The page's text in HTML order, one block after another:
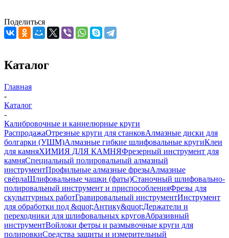
Поделиться
Каталог
Главная
-
Каталог
-
Калибровочные и каннелюрные круги
РаспродажаОтрезные круги для станковАлмазные диски для
болгарки (УШМ)Алмазные гибкие шлифовальные кругиКлеи
для камняХИМИЯ ДЛЯ КАМНЯФрезерный инструмент для
камняСпециальный полировальный алмазный
инструментПрофильные алмазные фрезыАлмазные
свёрлаШлифовальные чашки (фаты)Станочный шлифовально-
полировальный инструмент и приспособленияФрезы для
скульптурных работГравировальный инструментИнструмент
для обработки под &quot;Антику&quot;Держатели и
переходники для шлифовальных круговАбразивный
инструментВойлоки фетры и размывочные круги для
полировкиСредства защиты и измерительный